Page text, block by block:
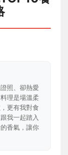
照、卻熱愛
理是場溫柔
更有我對食
我一起踏入
香氣，讓你